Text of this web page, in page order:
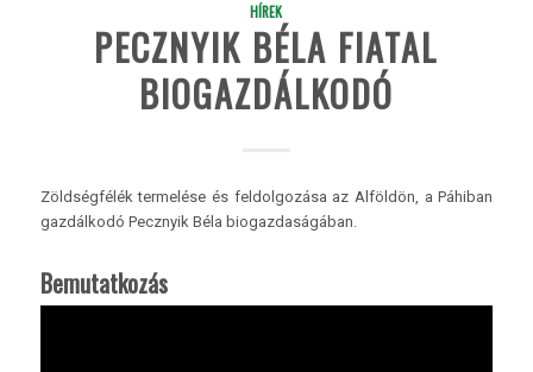
HÍREK
PECZNYIK BÉLA FIATAL
BIOGAZDÁLKODÓ
Zöldségfélék termelése és feldolgozása az Alföldön, a Páhiban
gazdálkodó Pecznyik Béla biogazdaságában.
Bemutatkozás